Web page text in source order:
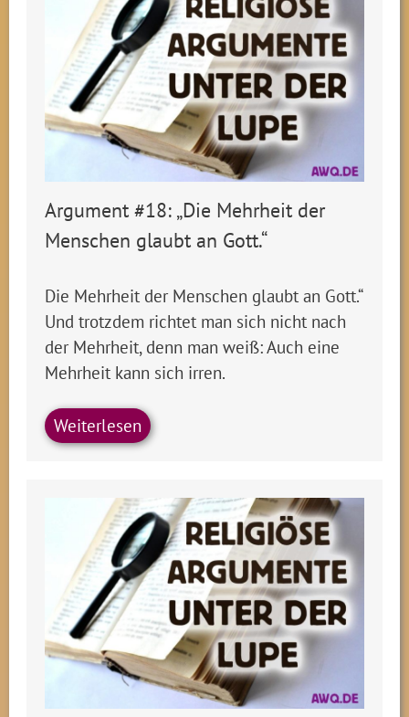
Argument #18: „Die Mehrheit der
Menschen glaubt an Gott.“
Die Mehrheit der Menschen glaubt an Gott.“
Und trotzdem richtet man sich nicht nach
der Mehrheit, denn man weiß: Auch eine
Mehrheit kann sich irren.
Weiterlesen